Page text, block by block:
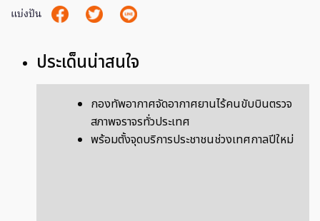
แบ่งปัน
ประเด็นน่าสนใจ
กองทัพอากาศจัดอากาศยานไร้คนขับบินตรวจ
สภาพจราจรทั่วประเทศ
พร้อมตั้งจุดบริการประชาชนช่วงเทศกาลปีใหม่